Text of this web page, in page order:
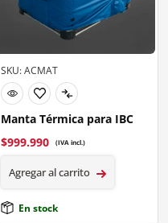
SKU: ACMAT
Manta Térmica para IBC
$999.990 (IVA incl.)
Agregar al carrito
En stock